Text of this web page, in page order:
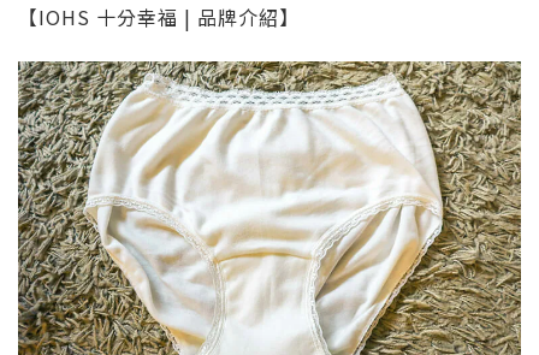
【IOHS 十分幸福 | 品牌介紹】